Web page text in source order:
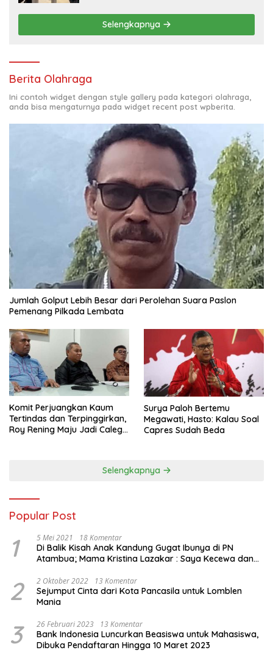
Selengkapnya
Berita Olahraga
Ini contoh widget dengan style gallery pada kategori olahraga,
anda bisa mengaturnya pada widget recent post wpberita.
Jumlah Golput Lebih Besar dari Perolehan Suara Paslon
Pemenang Pilkada Lembata
Komit Perjuangkan Kaum
Tertindas dan Terpinggirkan,
Roy Rening Maju Jadi Caleg
Surya Paloh Bertemu
Megawati, Hasto: Kalau Soal
Capres Sudah Beda
Selengkapnya
Popular Post
1 5 Mei 2021 18 Komentar
Di Balik Kisah Anak Kandung Gugat Ibunya di PN
Atambua; Mama Kristina Lazakar : Saya Kecewa dan
2 2 Oktober 2022 13 Komentar
Sejumput Cinta dari Kota Pancasila untuk Lomblen
Mania
3 26 Februari 2023 13 Komentar
Bank Indonesia Luncurkan Beasiswa untuk Mahasiswa,
Dibuka Pendaftaran Hingga 10 Maret 2023